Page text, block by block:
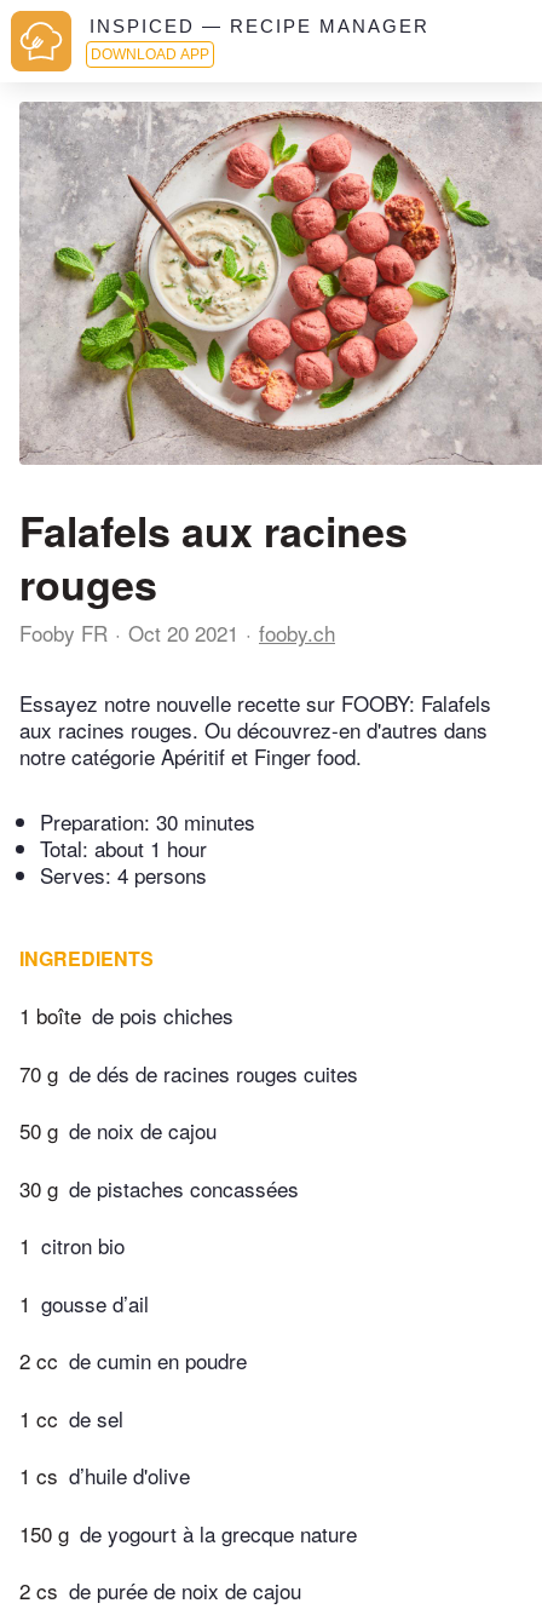
INSPICED — RECIPE MANAGER
DOWNLOAD APP
Falafels aux racines
rouges
Fooby FR Oct 20 2021 fooby.ch
Essayez notre nouvelle recette sur FOOBY: Falafels
aux racines rouges. Ou découvrez-en d'autres dans
notre catégorie Apéritif et Finger food.
Preparation: 30 minutes
Total: about 1 hour
Serves: 4 persons
INGREDIENTS
1 boîte de pois chiches
70 g de dés de racines rouges cuites
50 g de noix de cajou
30 g de pistaches concassées
1 citron bio
1 gousse d’ail
2 cc de cumin en poudre
1 cc de sel
1 cs d’huile d'olive
150 g de yogourt à la grecque nature
2 cs de purée de noix de cajou